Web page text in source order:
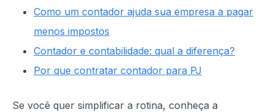
Como um contador ajuda sua empresa a pagar
menos impostos
Contador e contabilidade: qual a diferença?
Por que contratar contador para PJ
Se você quer simplificar a rotina, conheça a